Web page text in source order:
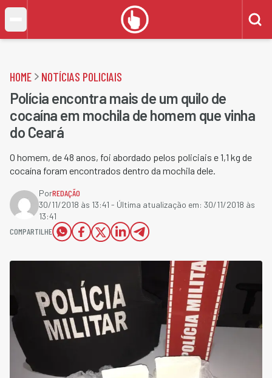
HOME NOTÍCIAS POLICIAIS
Polícia encontra mais de um quilo de
cocaína em mochila de homem que vinha
do Ceará
O homem, de 48 anos, foi abordado pelos policiais e 1,1 kg de
cocaína foram encontrados dentro da mochila dele.
PorREDAÇÃO
30/11/2018 às 13:41 - Última atualização em: 30/11/2018 às
13:41
COMPARTILHE